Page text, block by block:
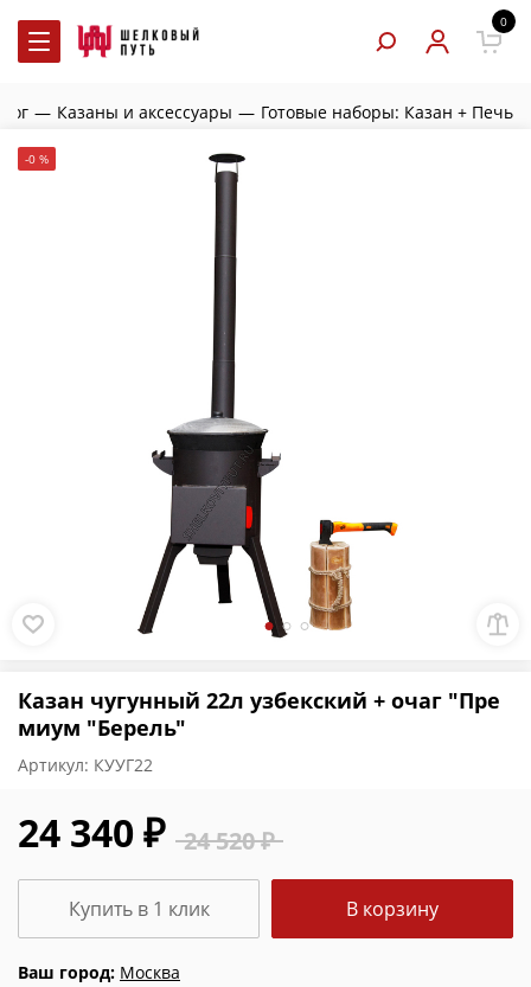
0
— Казаны и аксессуары — Готовые наборы: Казан + Печь
-0 %
Казан чугунный 22л узбекский + очаг "Пре
миум "Берель"
Артикул: КУУГ22
24 520 ₽
24 340 ₽
Ваш город: Москва
В корзину
Купить в 1 клик